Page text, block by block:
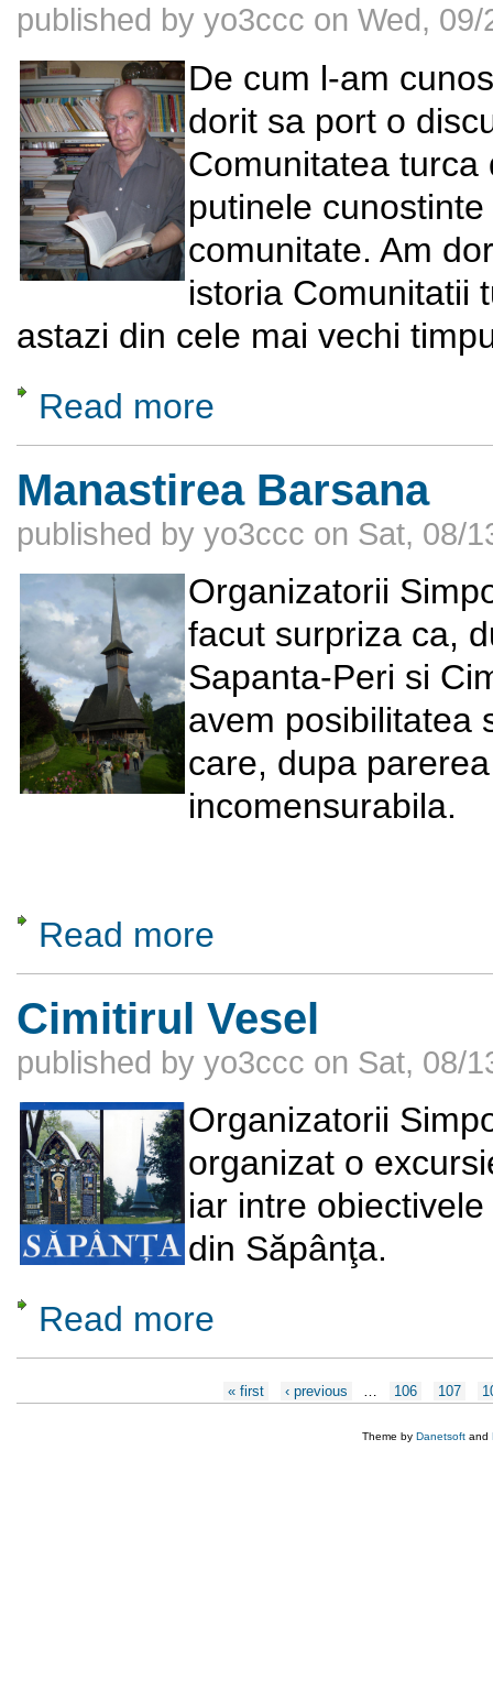
published by yo3ccc on Wed, 09/
De cum l-am
dorit sa port o
Comunitatea
putinele
comunitate. Am
istoria Comunitatii
astazi din cele mai vechi
Read more
Manastirea Barsana
published by yo3ccc on Sat, 08/
Organizatorii
facut surpriza ca,
Sapanta-Peri si
avem posibilitatea
care, dupa
incomensurabila.
Read more
Cimitirul Vesel
published by yo3ccc on Sat, 08/
Organizatorii
organizat o
iar intre
din Săpânţa.
Read more
« first ‹ previous … 106 107
Theme by Danetsoft and